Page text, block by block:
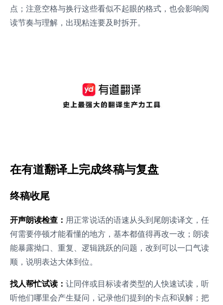
点；注意空格与换行这些看似不起眼的格式，也会影响阅
读节奏与理解，出现粘连要及时拆开。
在有道翻译上完成终稿与复盘
终稿收尾
开声朗读检查： 用正常说话的语速从头到尾朗读译文，任
何需要停顿才能看懂的地方，基本都值得再改一改；朗读
能暴露拗口、重复、逻辑跳跃的问题，改到可以一口气读
顺，说明表达大体到位。
找人帮忙试读： 让同伴或目标读者类型的人快速试读，听
听他们哪里会产生疑问，记录他们提到的卡点和误解；把